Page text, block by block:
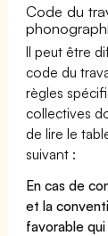
Code du
Il peut être
code du
règles
collectives
de lire le
suivant :
En cas de
et la
favorable qui